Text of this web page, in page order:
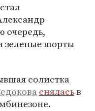
очередь,
зеленые шорты
солистка
сняласьв